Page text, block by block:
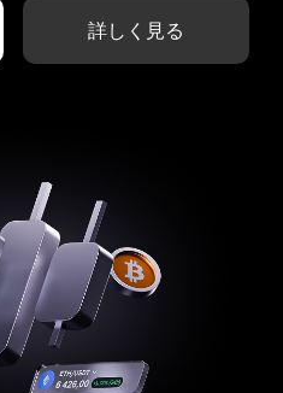
詳しく見る